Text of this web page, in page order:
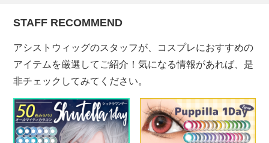
STAFF RECOMMEND
アシストウィッグのスタッフが、コスプレにおすすめの
アイテムを厳選してご紹介！気になる情報があれば、是
非チェックしてみてください。